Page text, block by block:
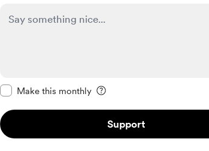
Make this monthly
Support